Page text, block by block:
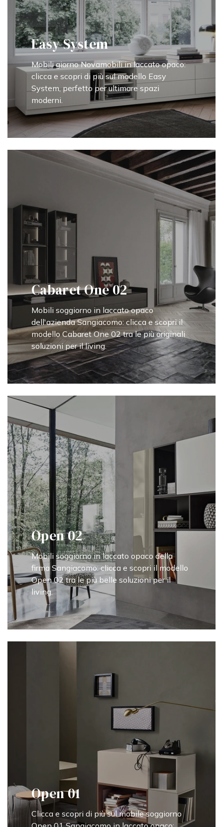
Easy System
Mobili giorno Novamobili in laccato opaco:
clicca e scopri di più sul modello Easy
System, perfetto per ultimare spazi
moderni.
Cabaret One 02
Mobili soggiorno in laccato opaco
dell'azienda Sangiacomo: clicca e scopri il
modello Cabaret One 02 tra le più originali
soluzioni per il living.
Open 02
Mobili soggiorno in laccato opaco della
firma Sangiacomo: clicca e scopri il modello
Open 02 tra le più belle soluzioni per il
living.
Open 01
Clicca e scopri di più sul mobile soggiorno